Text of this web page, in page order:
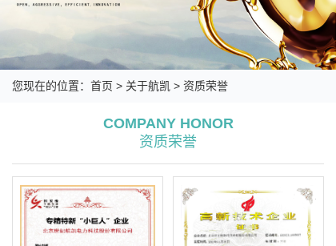
您现在的位置： 首页 > 关于航凯 > 资质荣誉
COMPANY HONOR
资质荣誉